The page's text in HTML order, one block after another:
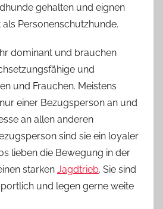
gehalten und eignen
Personenschutzhunde.
dominant und brauchen
und
und Frauchen. Meistens
einer Bezugsperson an und
an allen anderen
sind sie ein loyaler
lieben die Bewegung in der
starken Jagdtrieb. Sie sind
und legen gerne weite